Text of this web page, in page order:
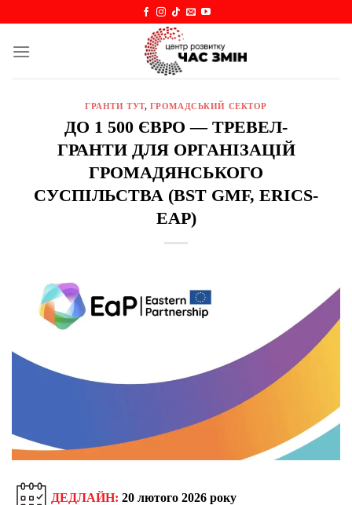
content
ГРАНТИ ТУТ, ГРОМАДСЬКИЙ СЕКТОР
ДО 1 500 ЄВРО — ТРЕВЕЛ-
ГРАНТИ ДЛЯ ОРГАНІЗАЦІЙ
ГРОМАДЯНСЬКОГО
СУСПІЛЬСТВА (BST GMF, ERICS-
EAP)
ДЕДЛАЙН: 20 лютого 2026 року